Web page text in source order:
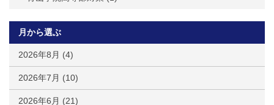
月から選ぶ
2026年8月 (4)
2026年7月 (10)
2026年6月 (21)